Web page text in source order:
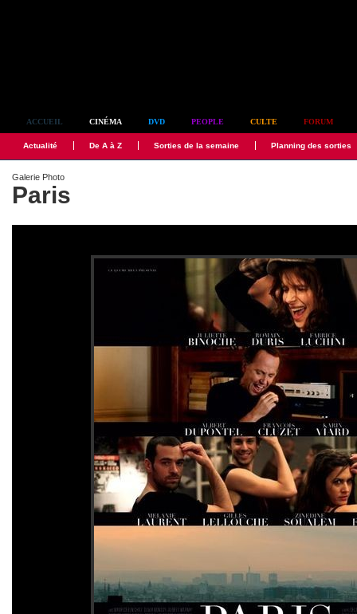
ACCUEIL CINÉMA DVD PEOPLE CULTE FORUM
Actualité De A à Z Sorties de la semaine Planning des sorties
Galerie Photo
Paris